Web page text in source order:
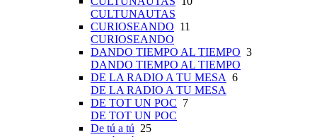
CULTUNAUTAS
CURIOSEANDO 11
CURIOSEANDO
DANDO TIEMPO AL TIEMPO 3
DANDO TIEMPO AL TIEMPO
DE LA RADIO A TU MESA 6
DE LA RADIO A TU MESA
DE TOT UN POC 7
DE TOT UN POC
De tú a tú 25